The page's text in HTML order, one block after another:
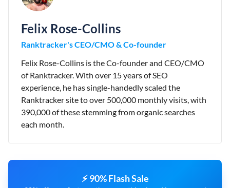
Felix Rose-Collins
Ranktracker's CEO/CMO & Co-founder
Felix Rose-Collins is the Co-founder and CEO/CMO
of Ranktracker. With over 15 years of SEO
experience, he has single-handedly scaled the
Ranktracker site to over 500,000 monthly visits, with
390,000 of these stemming from organic searches
each month.
⚡ 90% Flash Sale